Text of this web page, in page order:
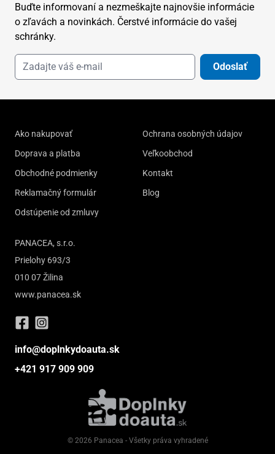
Buďte informovaní a nezmeškajte najnovšie informácie
o zľavách a novinkách. Čerstvé informácie do vašej
schránky.
Odoslať
Ako nakupovať
Doprava a platba
Obchodné podmienky
Reklamačný formulár
Odstúpenie od zmluvy
Ochrana osobných údajov
Veľkoobchod
Kontakt
Blog
PANACEA, s.r.o.
Prielohy 693/3
010 07 Žilina
www.panacea.sk
info@doplnkydoauta.sk
+421 917 909 909
© 2026 Panacea - Všetky práva vyhradené